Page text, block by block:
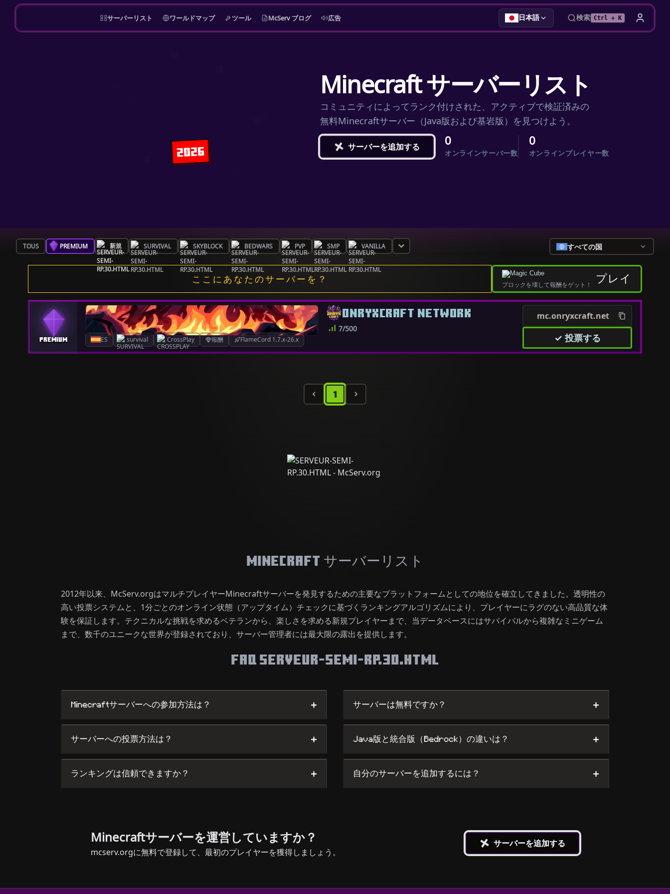
サーバーリスト ワールドマップ ツール McServ ブログ 広告 日本語 検索 Ctrl + K
2026
Minecraft サーバーリスト
コミュニティによってランク付けされた、アクティブで検証済みの
無料Minecraftサーバー（Java版および基岩版）を見つけよう。
+サーバーを追加する 0
オンラインサーバー数
0
オンラインプレイヤー数
TOUS PREMIUM 新規 SURVIVAL SKYBLOCK BEDWARS PVP SMP VANILLA すべての国
ここにあなたのサーバーを？ ブロックを壊して報酬をゲット！ プレイ
ES survival CrossPlay 報酬 FlameCord 1.7.x-26.x
ONRYXCRAFT NETWORK
7/500
mc.onryxcraft.net
✓ 投票する
1
Minecraft サーバーリスト
2012年以来、McServ.orgはマルチプレイヤーMinecraftサーバーを発見するための主要なプラットフォームとしての地位を確立してきました。透明性の
高い投票システムと、1分ごとのオンライン状態（アップタイム）チェックに基づくランキングアルゴリズムにより、プレイヤーにラグのない高品質な体
験を保証します。テクニカルな挑戦を求めるベテランから、楽しさを求める新規プレイヤーまで、当データベースにはサバイバルから複雑なミニゲーム
まで、数千のユニークな世界が登録されており、サーバー管理者には最大限の露出を提供します。
FAQ SERVEUR-SEMI-RP.30.HTML
Minecraftサーバーへの参加方法は？ + サーバーは無料ですか？ +
サーバーへの投票方法は？ + Java版と統合版（Bedrock）の違いは？ +
ランキングは信頼できますか？ + 自分のサーバーを追加するには？ +
Minecraftサーバーを運営していますか？
mcserv.orgに無料で登録して、最初のプレイヤーを獲得しましょう。
+サーバーを追加する